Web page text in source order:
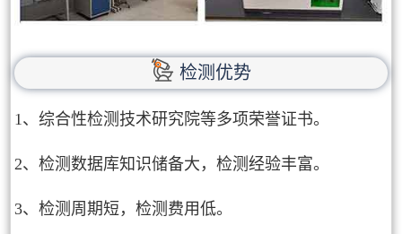
检测优势
1、综合性检测技术研究院等多项荣誉证书。
2、检测数据库知识储备大，检测经验丰富。
3、检测周期短，检测费用低。